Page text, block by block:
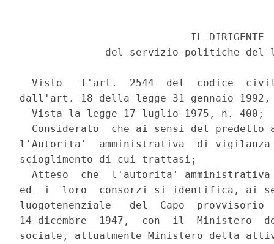
                            IL DIRIGENTE
del servizio politiche del
Visto   l'art.  2544  del  codice
dall'art. 18 della legge 31 gennaio
  Vista la legge 17 luglio 1975, n. 400;
Considerato  che ai sensi del predetto
l'Autorita'  amministrativa  di
scioglimento di cui trattasi;
Atteso  che  l'autorita'
ed  i  loro  consorzi si identifica, ai
luogotenenziale   del  Capo
14 dicembre  1947,  con  il  Ministero
sociale, attualmente Ministero della